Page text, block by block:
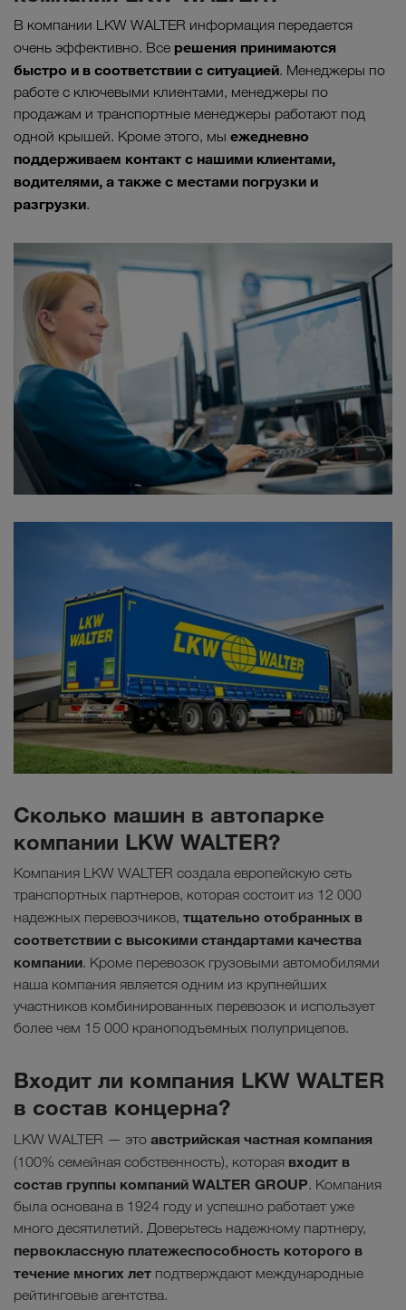
В компании LKW WALTER информация передается
очень эффективно. Все решения принимаются
быстро и в соответствии с ситуацией. Менеджеры по
работе с ключевыми клиентами, менеджеры по
продажам и транспортные менеджеры работают под
одной крышей. Кроме этого, мы ежедневно
поддерживаем контакт с нашими клиентами,
водителями, а также с местами погрузки и
разгрузки.
Сколько машин в автопарке
компании LKW WALTER?
Компания LKW WALTER создала европейскую сеть
транспортных партнеров, которая состоит из 12 000
надежных перевозчиков, тщательно отобранных в
соответствии с высокими стандартами качества
компании. Кроме перевозок грузовыми автомобилями
наша компания является одним из крупнейших
участников комбинированных перевозок и использует
более чем 15 000 краноподъемных полуприцепов.
Входит ли компания LKW WALTER
в состав концерна?
LKW WALTER — это австрийская частная компания
(100% семейная собственность), которая входит в
состав группы компаний WALTER GROUP. Компания
была основана в 1924 году и успешно работает уже
много десятилетий. Доверьтесь надежному партнеру,
первоклассную платежеспособность которого в
течение многих лет подтверждают международные
рейтинговые агентства.